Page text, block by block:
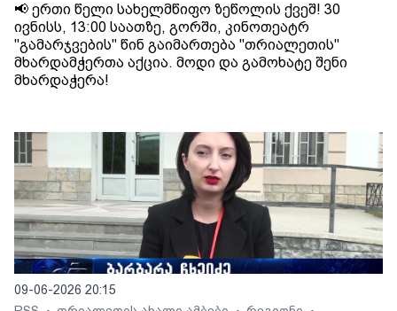
📢 ერთი წელი სახელმწიფო ზეწოლის ქვეშ! 30
ივნისს, 13:00 საათზე, გორში, კინოთეატრ
"გამარჯვების" წინ გაიმართება "თრიალეთის"
მხარდამჭერთა აქცია. მოდი და გამოხატე შენი
მხარდაჭერა!
09-06-2026 20:15